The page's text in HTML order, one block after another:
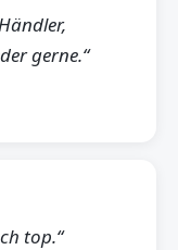
gerne.“
top.“